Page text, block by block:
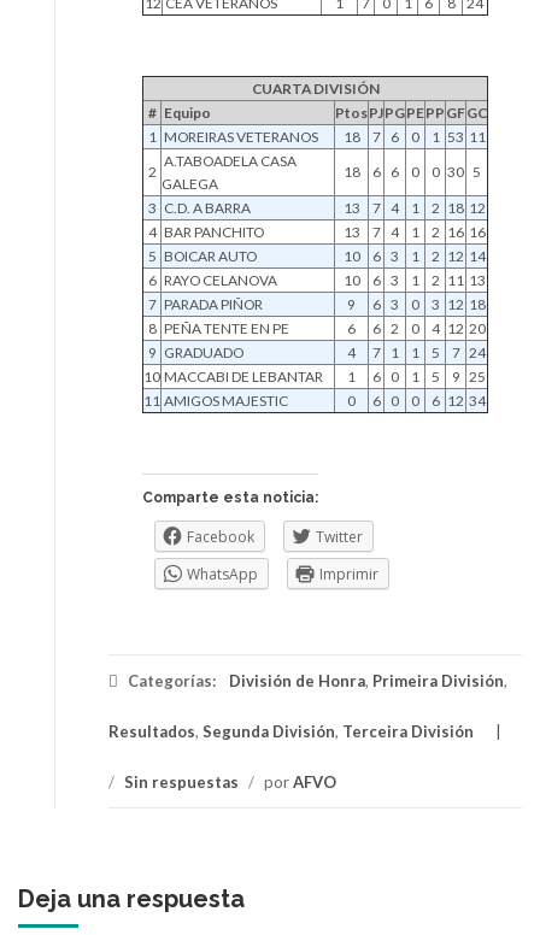
CUARTA DIVISIÓN
# Equipo PtosPJPGPEPP GFGC
1 MOREIRAS VETERANOS 18 7 6 0 1 53 11
2
A.TABOADELA CASA
GALEGA
18 6 6 0 0 30 5
3 C.D. A BARRA 13 7 4 1 2 18 12
4 BAR PANCHITO 13 7 4 1 2 16 16
5 BOICAR AUTO 10 6 3 1 2 12 14
6 RAYO CELANOVA 10 6 3 1 2 11 13
7 PARADA PIÑOR 9 6 3 0 3 12 18
8 PEÑA TENTE EN PE 6 6 2 0 4 12 20
9 GRADUADO 4 7 1 1 5 7 24
10 MACCABI DE LEBANTAR 1 6 0 1 5 9 25
11 AMIGOS MAJESTIC 0 6 0 0 6 12 34
Comparte esta noticia:
Facebook
Twitter
WhatsApp
Imprimir
Categorías: División de Honra, Primeira División,
Resultados, Segunda División, Terceira División
/ Sin respuestas / porAFVO
Deja una respuesta